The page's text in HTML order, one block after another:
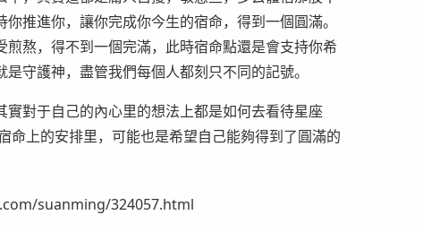
推進你，讓你完成你今生的宿命，得到一個圓滿。
熬，得不到一個完滿，此時宿命點還是會支持你希
守護神，盡管我們每個人都刻只不同的記號。
對于自己的內心里的想法上都是如何去看待星座
命上的安排里，可能也是希望自己能夠得到了圓滿的
suanming/324057.html